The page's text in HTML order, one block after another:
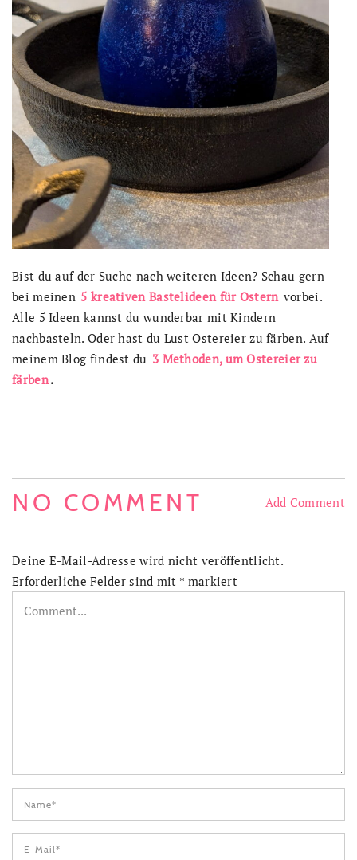
Bist du auf der Suche nach weiteren Ideen? Schau gern
bei meinen 5 kreativen Bastelideen für Ostern vorbei.
Alle 5 Ideen kannst du wunderbar mit Kindern
nachbasteln. Oder hast du Lust Ostereier zu färben. Auf
meinem Blog findest du 3 Methoden, um Ostereier zu
färben.
NO COMMENT Add Comment
Deine E-Mail-Adresse wird nicht veröffentlicht.
Erforderliche Felder sind mit * markiert